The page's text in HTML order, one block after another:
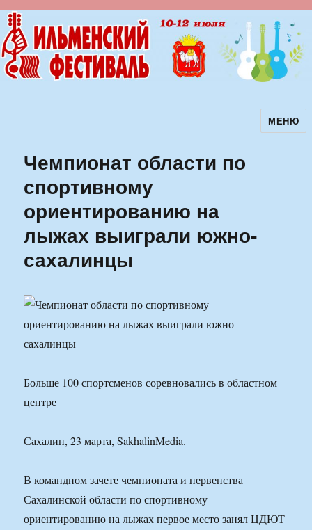
Ильменский фестиваль авторскойМЕНЮ
Чемпионат области по
спортивному
ориентированию на
лыжах выиграли южно-
сахалинцы
Больше 100 спортсменов соревновались в областном
центре
Сахалин, 23 марта, SakhalinMedia.
В командном зачете чемпионата и первенства
Сахалинской области по спортивному
ориентированию на лыжах первое место занял ЦДЮТ